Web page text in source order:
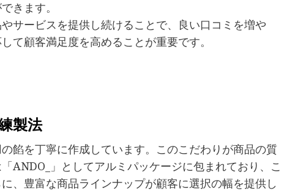
きます。
サービスを提供し続けることで、良い口コミを増や
て顧客満足度を高めることが重要です。
製法
餡を丁寧に作成しています。このこだわりが商品の質
ANDO_」としてアルミパッケージに包まれており、こ
、豊富な商品ラインナップが顧客に選択の幅を提供し